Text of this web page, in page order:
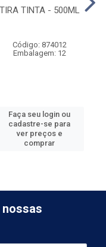
TIRA TINTA - 500ML
Código: 874012
Embalagem: 12
Faça seu login ou
cadastre-se para
ver preços e
comprar